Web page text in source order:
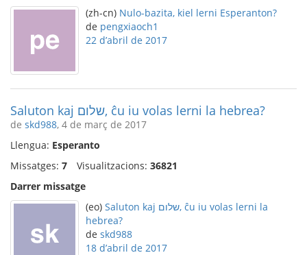
(zh-cn) Nulo-bazita, kiel lerni Esperanton?
de pengxiaoch1
22 d’abril de 2017
Saluton kaj שלום, ĉu iu volas lerni la hebrea?
de skd988, 4 de març de 2017
Llengua: Esperanto
Missatges: 7 Visualitzacions: 36821
Darrer missatge
(eo) Saluton kaj שלום, ĉu iu volas lerni la
hebrea?
de skd988
18 d’abril de 2017